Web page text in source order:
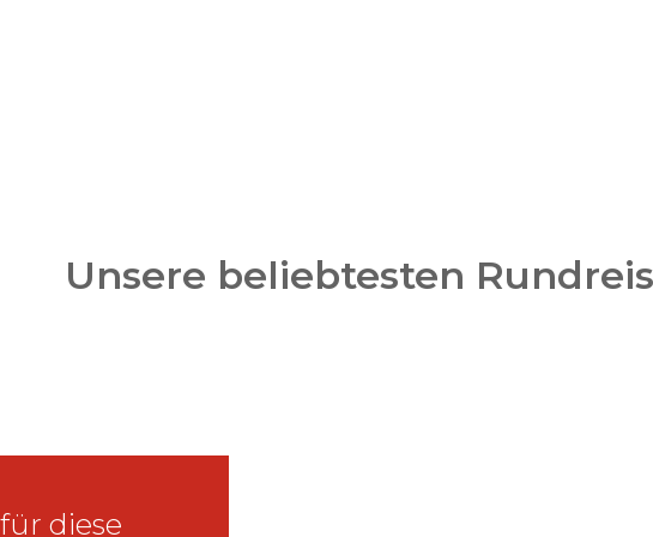
Unsere beliebtesten
diese